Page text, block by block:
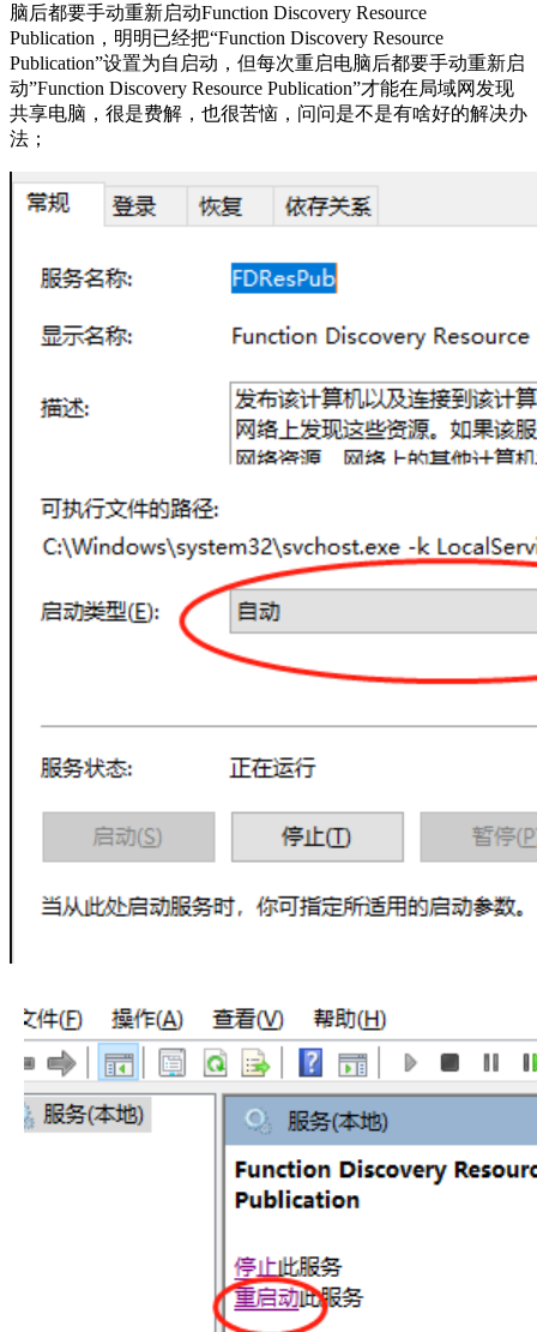
脑后都要手动重新启动Function Discovery Resource
Publication，明明已经把“Function Discovery Resource
Publication”设置为自启动，但每次重启电脑后都要手动重新启
动”Function Discovery Resource Publication”才能在局域网发现
共享电脑，很是费解，也很苦恼，问问是不是有啥好的解决办
法；